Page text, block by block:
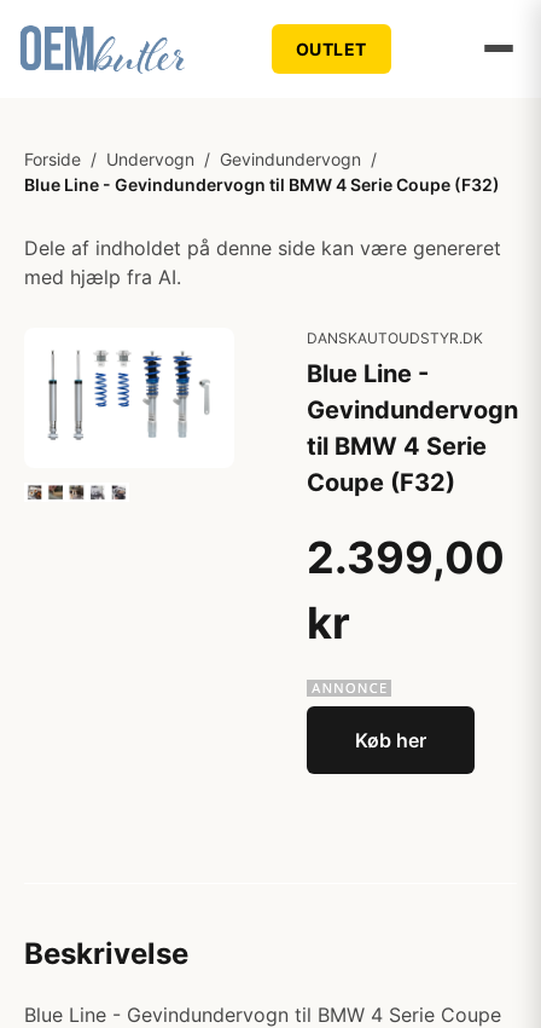
OUTLET
Forside / Undervogn / Gevindundervogn /
Blue Line - Gevindundervogn til BMW 4 Serie Coupe (F32)
Dele af indholdet på denne side kan være genereret
med hjælp fra AI.
DANSKAUTOUDSTYR.DK
Blue Line -
Gevindundervogn
til BMW 4 Serie
Coupe (F32)
2.399,00
kr
Køb her
Beskrivelse
Blue Line - Gevindundervogn til BMW 4 Serie Coupe